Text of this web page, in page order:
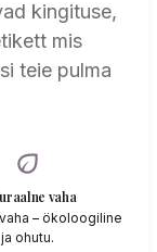
kingituse,
mis
teie pulma
eco
vaha
– ökoloogiline
ja ohutu.